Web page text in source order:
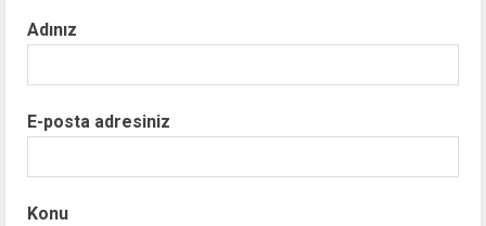
Adınız
E-posta adresiniz
Konu